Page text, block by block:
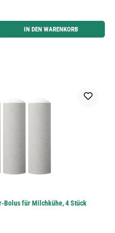
benutze die Schaltflächen um die Anzahl zu
IN DEN WARENKORB
Bolus für Milchkühe, 4 Stück